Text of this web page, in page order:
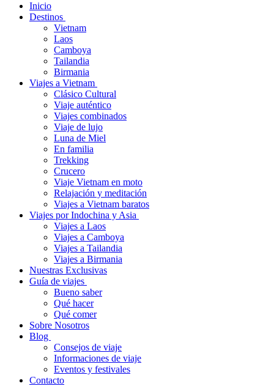
Inicio
Destinos
Vietnam
Laos
Camboya
Tailandia
Birmania
Viajes a Vietnam
Clásico Cultural
Viaje auténtico
Viajes combinados
Viaje de lujo
Luna de Miel
En familia
Trekking
Crucero
Viaje Vietnam en moto
Relajación y meditación
Viajes a Vietnam baratos
Viajes por Indochina y Asia
Viajes a Laos
Viajes a Camboya
Viajes a Tailandia
Viajes a Birmania
Nuestras Exclusivas
Guía de viajes
Bueno saber
Qué hacer
Qué comer
Sobre Nosotros
Blog
Consejos de viaje
Informaciones de viaje
Eventos y festivales
Contacto